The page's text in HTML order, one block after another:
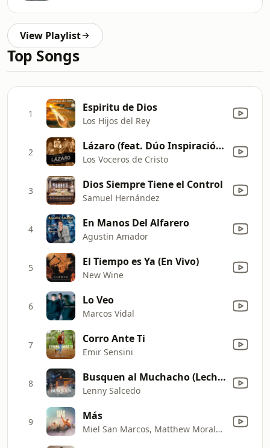
View Playlist
Top Songs
1 Espiritu de Dios
Los Hijos del Rey
2 Lázaro (feat. Dúo Inspiración de Jesús) [En Vivo]
Los Voceros de Cristo
3 Dios Siempre Tiene el Control
Samuel Hernández
4 En Manos Del Alfarero
Agustin Amador
5 El Tiempo es Ya (En Vivo)
New Wine
6 Lo Veo
Marcos Vidal
7 Corro Ante Ti
Emir Sensini
8 Busquen al Muchacho (Leche y Miel Live)
Lenny Salcedo
9 Más
Miel San Marcos, Matthew Morales & Waleska Morales